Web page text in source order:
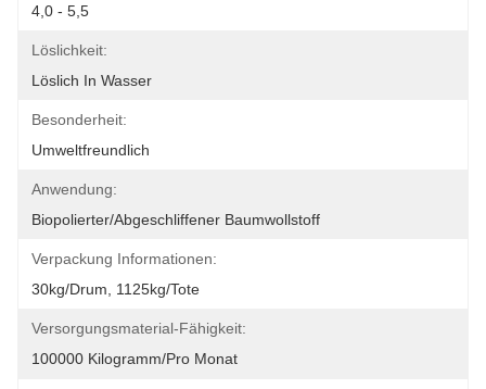
4,0 - 5,5
Löslichkeit:
Löslich In Wasser
Besonderheit:
Umweltfreundlich
Anwendung:
Biopolierter/abgeschliffener Baumwollstoff
Verpackung Informationen:
30kg/drum, 1125kg/tote
Versorgungsmaterial-Fähigkeit:
100000 Kilogramm/pro Monat